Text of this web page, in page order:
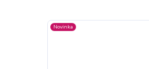
Novinka